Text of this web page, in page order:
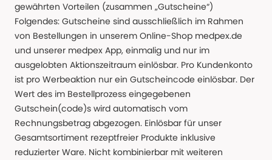
gewährten Vorteilen (zusammen „Gutscheine“)
Folgendes: Gutscheine sind ausschließlich im Rahmen
von Bestellungen in unserem Online-Shop medpex.de
und unserer medpex App, einmalig und nur im
ausgelobten Aktionszeitraum einlösbar. Pro Kundenkonto
ist pro Werbeaktion nur ein Gutscheincode einlösbar. Der
Wert des im Bestellprozess eingegebenen
Gutschein(code)s wird automatisch vom
Rechnungsbetrag abgezogen. Einlösbar für unser
Gesamtsortiment rezeptfreier Produkte inklusive
reduzierter Ware. Nicht kombinierbar mit weiteren